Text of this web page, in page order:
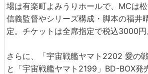
場は有楽町よみうりホールで、MCは
信義監督やシリーズ構成・脚本の福井
定。チケットは全席指定で税込3000円
さらに、「宇宙戦艦ヤマト2202 愛の
と「宇宙戦艦ヤマト2199」BD-BOX発